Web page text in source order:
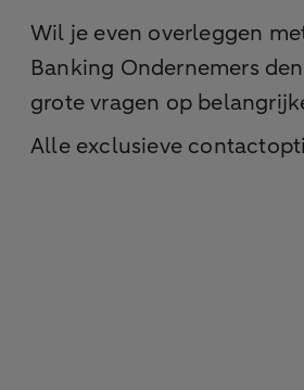
Wil je even overleggen
Banking Ondernemers
grote vragen op
Alle exclusieve